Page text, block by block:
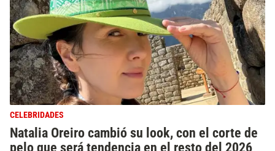
CELEBRIDADES
Natalia Oreiro cambió su look, con el corte de
pelo que será tendencia en el resto del 2026